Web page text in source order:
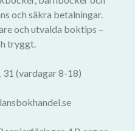
och säkra betalningar.
och utvalda boktips –
tryggt.
(vardagar 8-18)